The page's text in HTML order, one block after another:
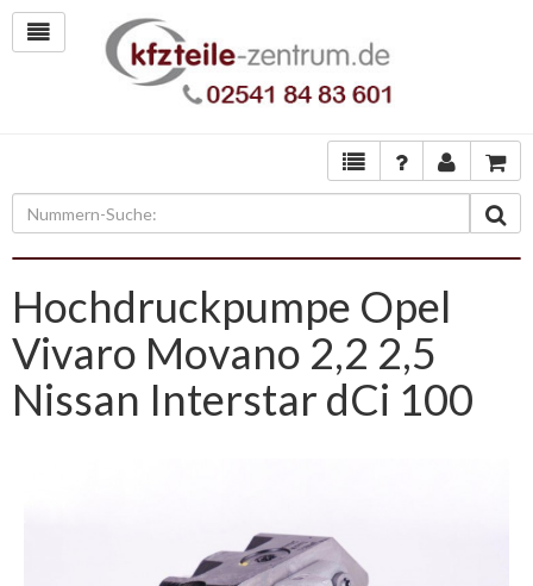
Hochdruckpumpe Opel
Vivaro Movano 2,2 2,5
Nissan Interstar dCi 100